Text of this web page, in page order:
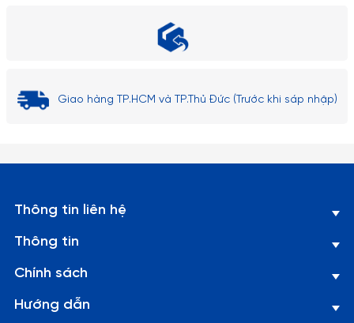
Giao hàng TP.HCM và TP.Thủ Đức (Trước khi sáp nhập)
Thông tin liên hệ
Thông tin
Chính sách
Hướng dẫn